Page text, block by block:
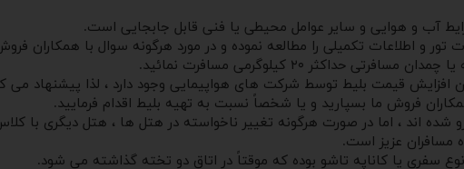
آب و هوایی و سایر عوامل محیطی یا فنی قابل جابجایی است.
تور و اطلاعات تکمیلی را مطالعه نموده و در مورد هرگونه سوال با همکاران
۲۰ کیلوگرمی مسافرت نمائید.
افزایش قیمت بلیط توسط شرکت های هواپیمایی وجود دارد ، لذا پیشنهاد
فروش ما بسپارید و یا شخصاً نسبت به تهیه بلیط اقدام فرمایید.
اند ، اما در صورت هرگونه تغییر ناخواسته در هتل ها ، هتل دیگری با
مسافران عزیز است.
سفری یا کاناپه تاشو بوده که موقتاً در اتاق دو تخته گذاشته می شود.